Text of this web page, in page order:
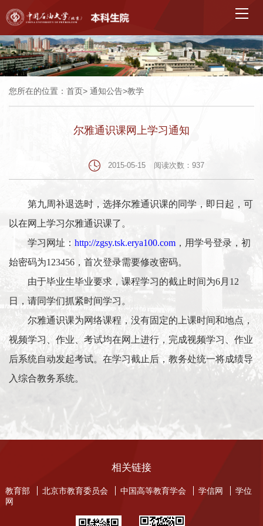
您所在的位置： 首页> 通知公告>教学
尔雅通识课网上学习通知
2015-05-15 阅读次数： 937
第九周补退选时，选择尔雅通识课的同学，即日起，可
以在网上学习尔雅通识课了。
学习网址： http://zgsy.tsk.erya100.com ，用学号登录，初
始密码为123456 ，首次登录需要修改密码。
由于毕业生毕业要求，课程学习的截止时间为6月 12
日，请同学们抓紧时间学习。
尔雅通识课为网络课程，没有固定的上课时间和地点，
视频学习、作业、考试均在网上进行，完成视频学习、作业
后系统自动发起考试。在学习截止后，教务处统一将成绩导
入综合教务系统。
相关链接
教育部 北京市教育委员会 中国高等教育学会 学信网
学位
网